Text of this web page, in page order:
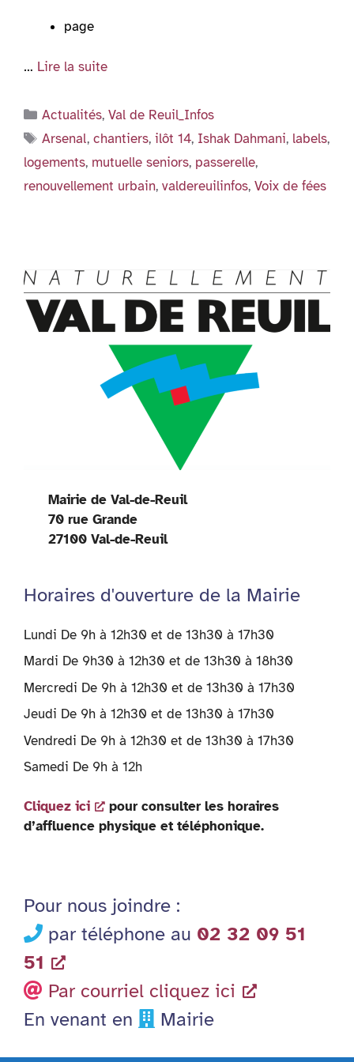
page
… Lire la suite
Catégories
Actualités,Val de Reuil_Infos
Étiquettes
Arsenal,chantiers,ilôt 14, Ishak Dahmani, labels,
logements, mutuelle seniors, passerelle,
renouvellement urbain, valdereuilinfos, Voix de fées
Mairie de Val-de-Reuil
70 rue Grande
27100 Val-de-Reuil
Horaires d'ouverture de la Mairie
Lundi De 9h à 12h30 et de 13h30 à 17h30
Mardi De 9h30 à 12h30 et de 13h30 à 18h30
Mercredi De 9h à 12h30 et de 13h30 à 17h30
Jeudi De 9h à 12h30 et de 13h30 à 17h30
Vendredi De 9h à 12h30 et de 13h30 à 17h30
Samedi De 9h à 12h
Cliquez ici
pour consulter les horaires
d’affluence physique et téléphonique.
Pour nous joindre :
par téléphone au 02 32 09 51
51
Par courriel cliquez ici
En venant en
Mairie